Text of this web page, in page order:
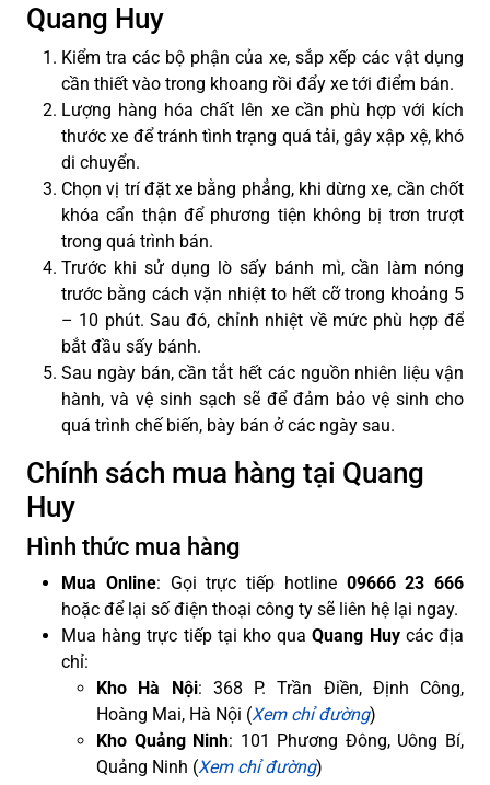
Quang Huy
Kiểm tra các bộ phận của xe, sắp xếp các vật dụng
cần thiết vào trong khoang rồi đẩy xe tới điểm bán.
Lượng hàng hóa chất lên xe cần phù hợp với kích
thước xe để tránh tình trạng quá tải, gây xập xệ, khó
di chuyển.
Chọn vị trí đặt xe bằng phẳng, khi dừng xe, cần chốt
khóa cẩn thận để phương tiện không bị trơn trượt
trong quá trình bán.
Trước khi sử dụng lò sấy bánh mì, cần làm nóng
trước bằng cách vặn nhiệt to hết cỡ trong khoảng 5
– 10 phút. Sau đó, chỉnh nhiệt về mức phù hợp để
bắt đầu sấy bánh.
Sau ngày bán, cần tắt hết các nguồn nhiên liệu vận
hành, và vệ sinh sạch sẽ để đảm bảo vệ sinh cho
quá trình chế biến, bày bán ở các ngày sau.
Chính sách mua hàng tại Quang
Huy
Hình thức mua hàng
Mua Online: Gọi trực tiếp hotline 09666 23 666
hoặc để lại số điện thoại công ty sẽ liên hệ lại ngay.
Mua hàng trực tiếp tại kho quaQuang Huycác địa
chỉ:
Kho Hà Nội: 368 P. Trần Điền, Định Công,
Hoàng Mai, Hà Nội (Xem chỉ đường)
Kho Quảng Ninh: 101 Phương Đông, Uông Bí,
Quảng Ninh (Xem chỉ đường)